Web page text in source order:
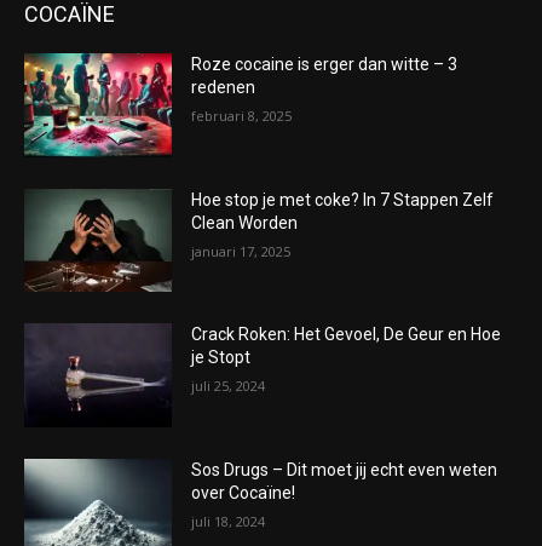
COCAÏNE
Roze cocaine is erger dan witte – 3
redenen
februari 8, 2025
Hoe stop je met coke? In 7 Stappen Zelf
Clean Worden
januari 17, 2025
Crack Roken: Het Gevoel, De Geur en Hoe
je Stopt
juli 25, 2024
Sos Drugs – Dit moet jij echt even weten
over Cocaïne!
juli 18, 2024